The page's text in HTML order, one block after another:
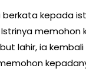
kepada
memohon
lahir, ia